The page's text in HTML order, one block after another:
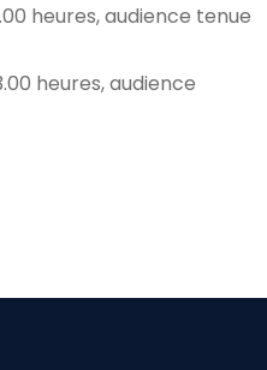
heures, audience tenue
heures, audience